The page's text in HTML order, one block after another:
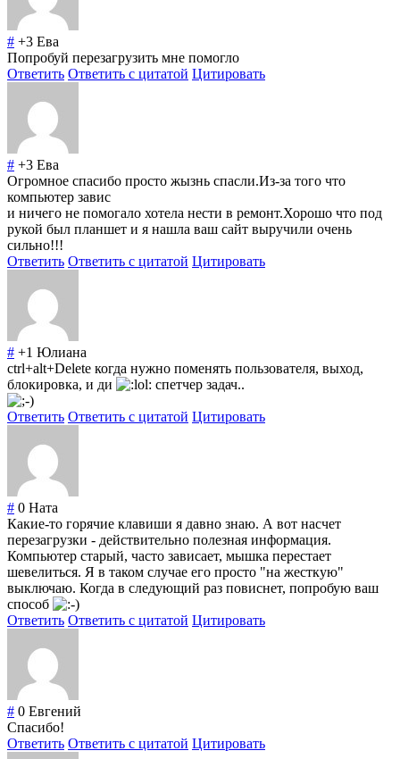
# +3 Ева
Попробуй перезагрузить мне помогло
Ответить Ответить с цитатой Цитировать
# +3 Ева
Огромное спасибо просто жызнь спасли.Из-за того что
компьютер завис
и ничего не помогало хотела нести в ремонт.Хорошо что под
рукой был планшет и я нашла ваш сайт выручили очень
сильно!!!
Ответить Ответить с цитатой Цитировать
# +1 Юлиана
ctrl+alt+Delete когда нужно поменять пользователя, выход,
блокировка, и ди
спетчер задач..
Ответить Ответить с цитатой Цитировать
# 0 Ната
Какие-то горячие клавиши я давно знаю. А вот насчет
перезагрузки - действительно полезная информация.
Компьютер старый, часто зависает, мышка перестает
шевелиться. Я в таком случае его просто "на жесткую"
выключаю. Когда в следующий раз повиснет, попробую ваш
способ
Ответить Ответить с цитатой Цитировать
# 0 Евгений
Спасибо!
Ответить Ответить с цитатой Цитировать